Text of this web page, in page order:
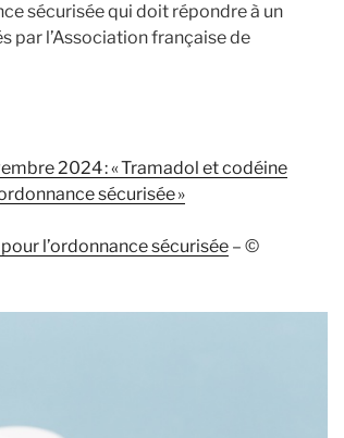
sécurisée qui doit répondre à un
par l’Association française de
2024 : « Tramadol et codéine
sécurisée »
l’ordonnance sécurisée – ©